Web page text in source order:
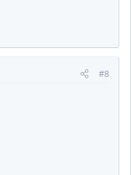
#8